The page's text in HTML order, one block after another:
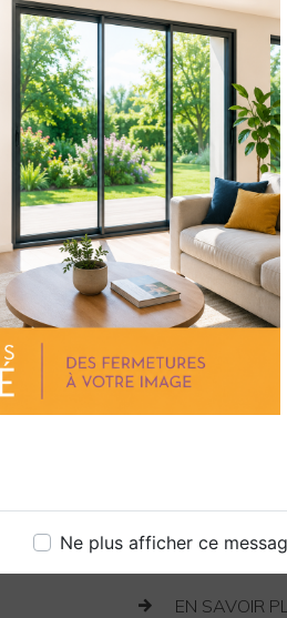
Ne plus afficher ce
jeu. Nous
des réparations
de votre clôture
Chez Solutions
tant qu'experts de
Pollestres. Notre
notre souci du détail
entreprenons. Si
de clôture, mais
améliorera votre
contacter à Pollestres.
En conclusion,
exceptionnelle à
son expertise
Laissez-nous
clôture qui allie
impeccable.
vos projets de pose
pouvons améliorer
remarquable.
EN SAVOIR